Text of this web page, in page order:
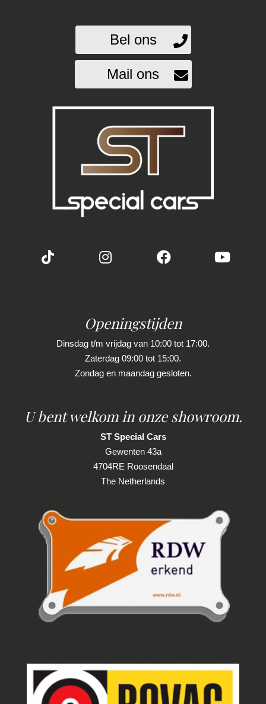
Centrale vergrendeling met
afstandsbediening
Dakspoiler
Dimlichten automatisch
Koplampen adaptief
Koplampreiniging
Led dagrijverlichting
Led koplampen
Mistlampen voor adaptief
Parkeersensor voor
Side-skirts
Sportonderstel
Verwarmde voorruit
Interieur
Achterbank in delen neerklapbaar
Armsteun voor
Bestuurdersstoel in hoogte verstelbaar
Binnenspiegel automatisch dimmend
Elektrisch verstelbare bestuurdersstoel
Elektrisch verstelbare passagiersstoel
Elektrische ramen achter
Lederen/stof bekleding
Lendesteun(en) verstelbaar
Bel ons
Mail ons
Openingstijden
Dinsdag t/m vrijdag van 10:00 tot 17:00.
Zaterdag 09:00 tot 15:00.
Zondag en maandag gesloten.
U bent welkom in onze showroom.
ST Special Cars
Gewenten 43a
4704RE Roosendaal
The Netherlands